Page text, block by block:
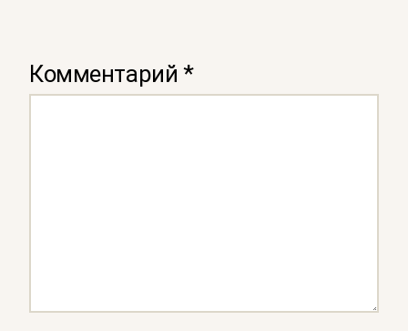
Комментарий *